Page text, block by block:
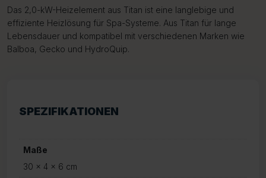
Das 2,0-kW-Heizelement aus Titan ist eine langlebige und
effiziente Heizlösung für Spa-Systeme. Aus Titan für lange
Lebensdauer und kompatibel mit verschiedenen Marken wie
Balboa, Gecko und HydroQuip.
SPEZIFIKATIONEN
Maße
30 × 4 × 6 cm